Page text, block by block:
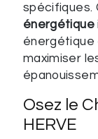
spécifiques.
énergétique
énergétique
maximiser
Osez le
HERVE